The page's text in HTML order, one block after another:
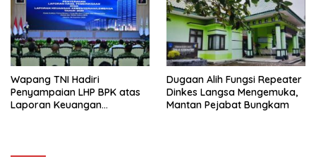
Wapang TNI Hadiri
Penyampaian LHP BPK atas
Laporan Keuangan
Dugaan Alih Fungsi Repeater
Dinkes Langsa Mengemuka,
Mantan Pejabat Bungkam